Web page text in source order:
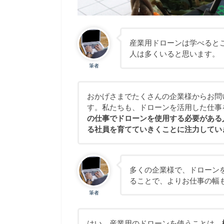
筆者
産業用ドローンは学べると
人は多くいると思います。
おかげさまでたくさんの企業様からお
す。私たちも、ドローンを活用した仕
の仕事でドローンを使用する必要があ
る社員を育てていきくことに注力して
筆者
多くの企業様で、ドローン
ることで、よりお仕事の幅